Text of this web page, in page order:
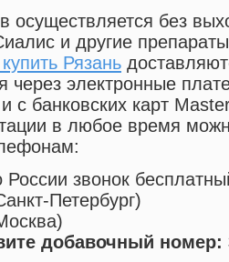
осуществляется без
и другие
Рязань
через электронные
с банковских карт
в любое время
России звонок
Петербург)
добавочный номер: